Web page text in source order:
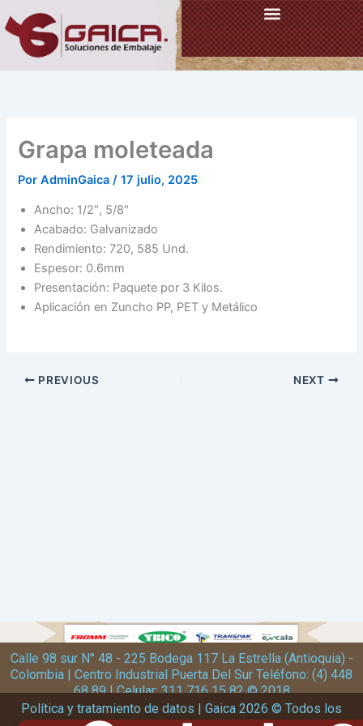
al
contenido
Grapa moleteada
PorAdminGaica/17 julio, 2025
Ancho: 1/2″, 5/8″
Acabado: Galvanizado
Rendimiento: 720, 585 Und.
Espesor: 0.6mm
Presentación: Paquete por 3 Kilos.
Aplicación en Zuncho PP, PET y Metálico
PREVIOUS NEXT
Calle 98 sur N° 48 - 225 Bodega 117 La Estrella (Antioquia) -
Colombia | Centro Industrial Puerta Del Sur Teléfono: (4) 448
68 89 | Celular: 311 716 15 82 © 2018
Política y tratamiento de datos | Gaica 2026 © Todos los